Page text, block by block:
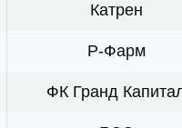
Катрен
Р-Фарм
ФК Гранд